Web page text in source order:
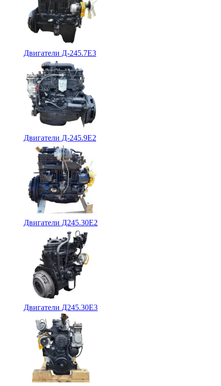
Двигатели Д-245.7Е3
Двигатели Д-245.9Е2
Двигатели Д245.30Е2
Двигатели Д245.30Е3